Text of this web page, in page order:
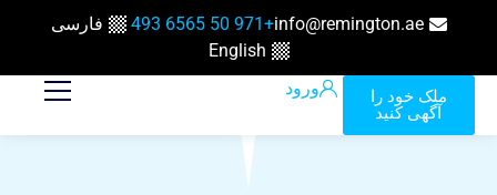
info@remington.ae
+971 50 6565 493
فارسی
English
ملک خود را
آگهی کنید
ورود